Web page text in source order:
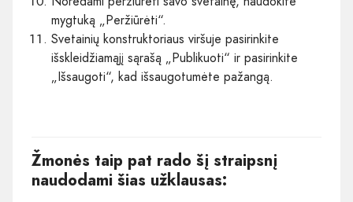
mygtuką „Peržiūrėti“.
Svetainių konstruktoriaus viršuje pasirinkite
išskleidžiamąjį sąrašą „Publikuoti“ ir pasirinkite
„Išsaugoti“, kad išsaugotumėte pažangą.
Žmonės taip pat rado šį straipsnį
naudodami šias užklausas: